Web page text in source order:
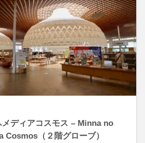
ディアコスモス – Minna no
Cosmos（２階グローブ）